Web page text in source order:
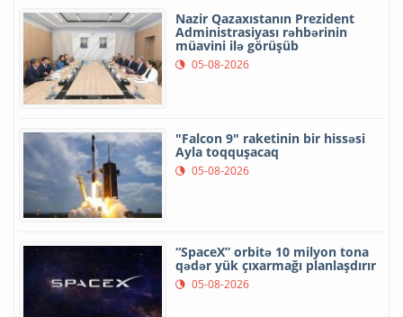
Nazir Qazaxıstanın Prezident
Administrasiyası rəhbərinin
müavini ilə görüşüb
05-08-2026
"Falcon 9" raketinin bir hissəsi
Ayla toqquşacaq
05-08-2026
“SpaceX” orbitə 10 milyon tona
qədər yük çıxarmağı planlaşdırır
05-08-2026